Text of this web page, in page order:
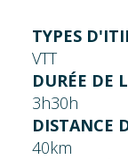
sur le
village de
chemin de
TYPES
VTT
DURÉE DE
3h30h
DISTANCE
40km